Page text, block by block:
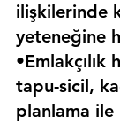
ilişkilerinde
yeteneğine
tapu-sicil,
planlama ile